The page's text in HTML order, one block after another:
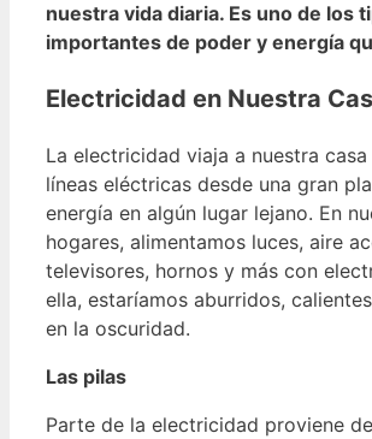
nuestra vida diaria. Es uno de los
importantes de poder y energía
Electricidad en Nuestra
La electricidad viaja a nuestra
líneas eléctricas desde una gran
energía en algún lugar lejano. En
hogares, alimentamos luces, aire
televisores, hornos y más con
ella, estaríamos aburridos,
en la oscuridad.
Las pilas
Parte de la electricidad proviene